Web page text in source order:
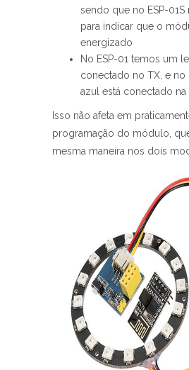
sendo que no ESP-
para indicar que o
energizado
No ESP-01 temos um
conectado no TX, e no
azul está conectado na
Isso não afeta em
programação do módulo,
mesma maneira nos dois